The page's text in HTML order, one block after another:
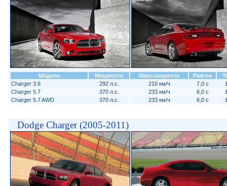
Модель Мощность Макс.скорость Разгон
Charger 3.6
292 л.с. 210 км/ч 7,0 с
Charger 5.7
370 л.с. 233 км/ч 6,0 с
Charger 5.7 AWD
370 л.с. 233 км/ч 6,0 с
Dodge Charger (2005-2011)